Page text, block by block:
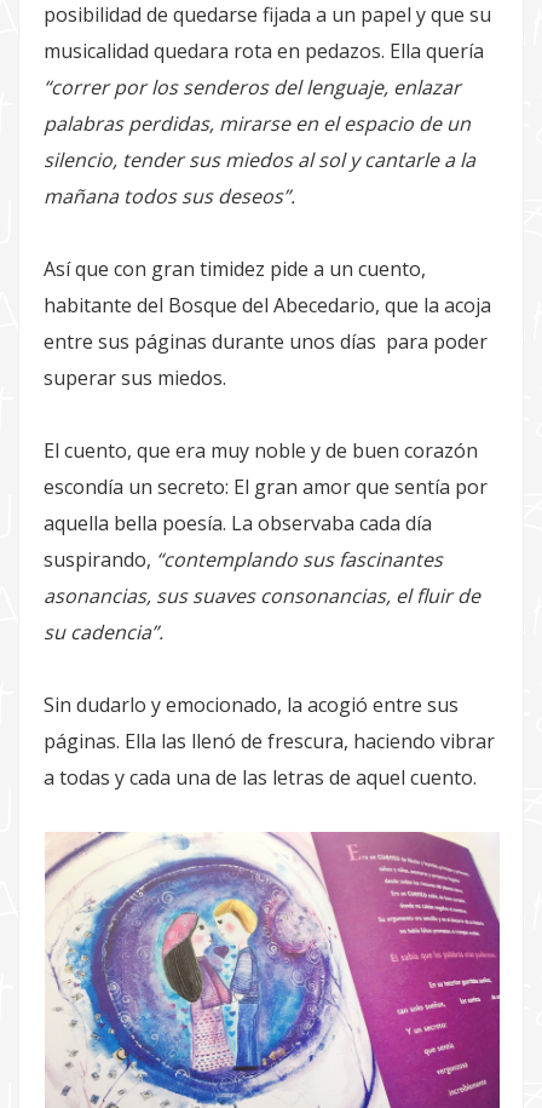
posibilidad de quedarse fijada a un papel y que su
musicalidad quedara rota en pedazos. Ella quería
“correr por los senderos del lenguaje, enlazar
palabras perdidas, mirarse en el espacio de un
silencio, tender sus miedos al sol y cantarle a la
mañana todos sus deseos”.
Así que con gran timidez pide a un cuento,
habitante del Bosque del Abecedario, que la acoja
entre sus páginas durante unos días para poder
superar sus miedos.
El cuento, que era muy noble y de buen corazón
escondía un secreto: El gran amor que sentía por
aquella bella poesía. La observaba cada día
suspirando, “contemplando sus fascinantes
asonancias, sus suaves consonancias, el fluir de
su cadencia”.
Sin dudarlo y emocionado, la acogió entre sus
páginas. Ella las llenó de frescura, haciendo vibrar
a todas y cada una de las letras de aquel cuento.